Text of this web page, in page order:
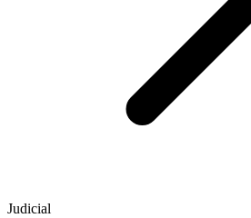
Judicial